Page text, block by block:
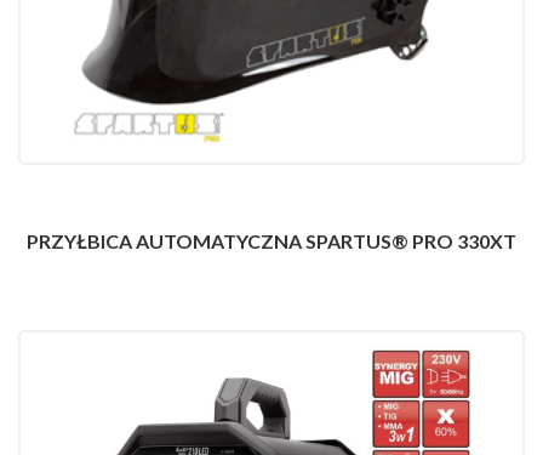
PRZYŁBICA AUTOMATYCZNA SPARTUS® PRO 330XT